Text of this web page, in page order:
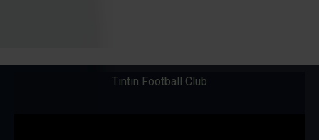
Tintin Football Club